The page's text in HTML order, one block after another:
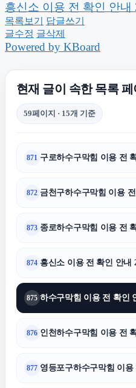
수원음주운전변호사
청주이혼전문변호사
대구흥신소
울산치과
흥신소 이용 전 확인 안내
목록보기
답글쓰기
글수정 글삭제
Powered by KBoard
현재 글이 속한 목록 페
59페이지 · 15개 기준
871 구로하수구막힘 이용 전
872 금천구하수구막힘 이용
873 종로하수구막힘 이용 전
874 흥신소 이용 전 확인 안내
875 하수구막힘 이용 전 확인
876 인천하수구막힘 이용 전
877 영등포구하수구막힘 이용